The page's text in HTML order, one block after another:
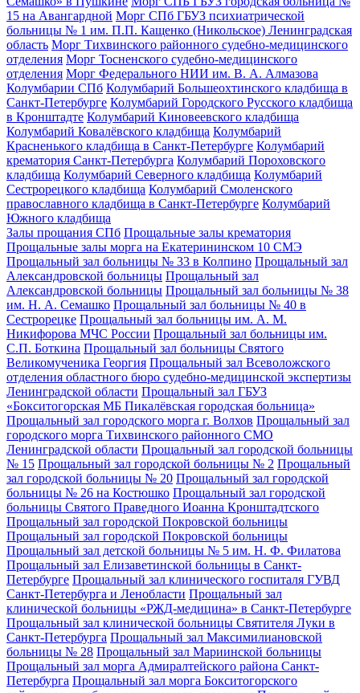
15 на Авангардной Морг СПб ГБУЗ психиатрической
больницы № 1 им. П.П. Кащенко (Никольское) Ленинградская
область Морг Тихвинского районного судебно-медицинского
отделения Морг Тосненского судебно-медицинского
отделения Морг Федерального НИИ им. В. А. Алмазова
Колумбарии СПб Колумбарий Большеохтинского кладбища в
Санкт-Петербурге Колумбарий Городского Русского кладбища
в Кронштадте Колумбарий Киновеевского кладбища
Колумбарий Ковалёвского кладбища Колумбарий
Красненького кладбища в Санкт-Петербурге Колумбарий
крематория Cанкт-Петербурга Колумбарий Пороховского
кладбища Колумбарий Северного кладбища Колумбарий
Сестрорецкого кладбища Колумбарий Смоленского
православного кладбища в Санкт-Петербурге Колумбарий
Южного кладбища
Залы прощания СПб Прощальные залы крематория
Прощальные залы морга на Екатерининском 10 СМЭ
Прощальный зал больницы № 33 в Колпино Прощальный зал
Александровской больницы Прощальный зал
Александровской больницы Прощальный зал больницы № 38
им. Н. А. Семашко Прощальный зал больницы № 40 в
Сестрорецке Прощальный зал больницы им. А. М.
Никифорова МЧС России Прощальный зал больницы им.
С.П. Боткина Прощальный зал больницы Святого
Великомученика Георгия Прощальный зал Всеволожского
отделения областного бюро судебно-медицинской экспертизы
Ленинградской области Прощальный зал ГБУЗ
«Бокситогорская МБ Пикалёвская городская больница»
Прощальный зал городского морга г. Волхов Прощальный зал
городского морга Тихвинского районного СМО
Ленинградской области Прощальный зал городской больницы
№ 15 Прощальный зал городской больницы № 2 Прощальный
зал городской больницы № 20 Прощальный зал городской
больницы № 26 на Костюшко Прощальный зал городской
больницы Святого Праведного Иоанна Кронштадтского
Прощальный зал городской Покровской больницы
Прощальный зал городской Покровской больницы
Прощальный зал детской больницы № 5 им. Н. Ф. Филатова
Прощальный зал Елизаветинской больницы в Санкт-
Петербурге Прощальный зал клинического госпиталя ГУВД
Санкт-Петербурга и Ленобласти Прощальный зал
клинической больницы «РЖД-медицина» в Санкт-Петербурге
Прощальный зал клинической больницы Святителя Луки в
Санкт-Петербурга Прощальный зал Максимилиановской
больницы № 28 Прощальный зал Мариинской больницы
Прощальный зал морга Адмиралтейского района Санкт-
Петербурга Прощальный зал морга Бокситогорского